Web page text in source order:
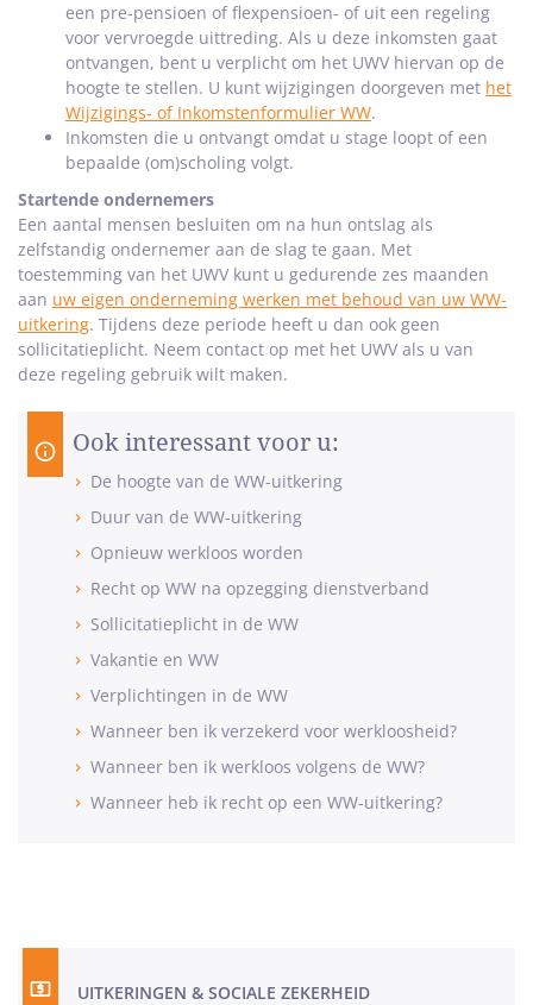
een pre-pensioen of flexpensioen- of uit een regeling
voor vervroegde uittreding. Als u deze inkomsten gaat
ontvangen, bent u verplicht om het UWV hiervan op de
hoogte te stellen. U kunt wijzigingen doorgeven met het
Wijzigings- of Inkomstenformulier WW.
Inkomsten die u ontvangt omdat u stage loopt of een
bepaalde (om)scholing volgt.
Startende ondernemers
Een aantal mensen besluiten om na hun ontslag als
zelfstandig ondernemer aan de slag te gaan. Met
toestemming van het UWV kunt u gedurende zes maanden
aan uw eigen onderneming werken met behoud van uw WW-
uitkering. Tijdens deze periode heeft u dan ook geen
sollicitatieplicht. Neem contact op met het UWV als u van
deze regeling gebruik wilt maken.
Ook interessant voor u:
De hoogte van de WW-uitkering
Duur van de WW-uitkering
Opnieuw werkloos worden
Recht op WW na opzegging dienstverband
Sollicitatieplicht in de WW
Vakantie en WW
Verplichtingen in de WW
Wanneer ben ik verzekerd voor werkloosheid?
Wanneer ben ik werkloos volgens de WW?
Wanneer heb ik recht op een WW-uitkering?
UITKERINGEN & SOCIALE ZEKERHEID